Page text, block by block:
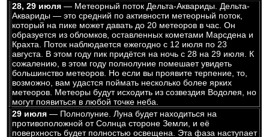
28, 29 июля— Метеорный поток Дельта-Аквариды. Дельта-
Аквариды — это средний по активности метеорный поток,
который на пике может давать до 20 метеоров в час. Он
образуется из обломков, оставленных кометами Марсдена и
Крахта. Поток наблюдается ежегодно с 12 июля по 23
августа. В этом году пик придётся на ночь с 28 на 29 июля. К
сожалению, в этом году полнолуние помешает увидеть
большинство метеоров. Но если вы проявите терпение, то,
возможно, вам удастся поймать несколько более ярких
метеоров. Метеоры будут исходить из созвездия Водолея, но
могут появиться в любой точке неба.
29 июля— Полнолуние. Луна будет находиться на
противоположной от Солнца стороне Земли, и её
поверхность будет полностью освещена. Эта фаза наступает